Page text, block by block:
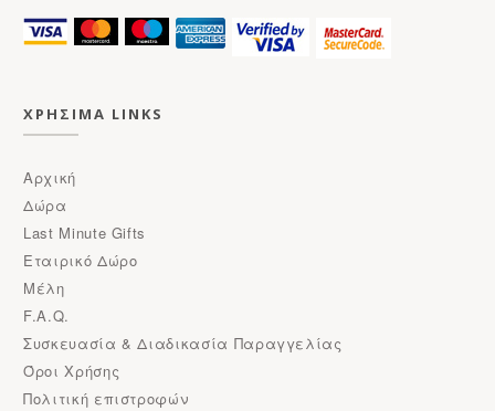
ΧΡΗΣΙΜΑ LINKS
Αρχική
Δώρα
Last Minute Gifts
Εταιρικό Δώρο
Μέλη
F.A.Q.
Συσκευασία & Διαδικασία Παραγγελίας
Όροι Χρήσης
Πολιτική επιστροφών